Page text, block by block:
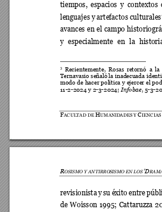
FACULTAD DE HUMANIDADES Y C
tiempos, espacios y contextos
lenguajes y artefactos
avances en el campo
y especialmente en la
3 Recientemente, Rosas retornó a la
Ternavasio señaló la inadecuada
modo de hacer política y ejercer el
11-2-2024 y 2-3-2024; Infobae, 5-3-
ROSISMO Y ANTIRROSISMO EN LOS ‘D
revisionista y su éxito entre
de Woisson 1995; Cattaruzza